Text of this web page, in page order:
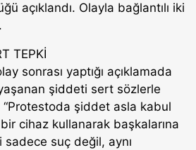
açıklandı. Olayla bağlantılı iki
TEPKİ
sonrası yaptığı açıklamada
şiddeti sert sözlerle
şiddet asla kabul
cihaz kullanarak başkalarına
suç değil, aynı